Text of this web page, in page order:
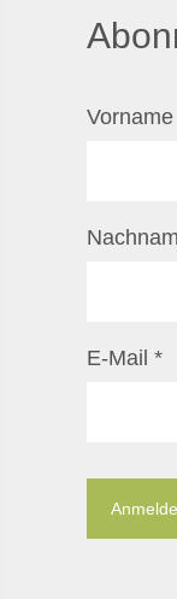
Vorname
E-Mail *